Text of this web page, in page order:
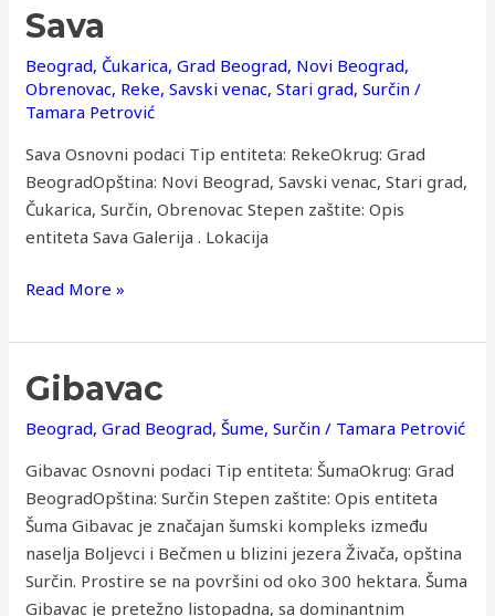
Sava
Beograd, Čukarica,Grad Beograd, Novi Beograd,
Obrenovac, Reke,Savski venac,Stari grad,Surčin /
Tamara Petrović
Sava Osnovni podaci Tip entiteta: RekeOkrug: Grad
BeogradOpština: Novi Beograd, Savski venac, Stari grad,
Čukarica, Surčin, Obrenovac Stepen zaštite: Opis
entiteta Sava Galerija . Lokacija
Sava
Read More »
Gibavac
Beograd,Grad Beograd,Šume,Surčin / Tamara Petrović
Gibavac Osnovni podaci Tip entiteta: ŠumaOkrug: Grad
BeogradOpština: Surčin Stepen zaštite: Opis entiteta
Šuma Gibavac je značajan šumski kompleks između
naselja Boljevci i Bečmen u blizini jezera Živača, opština
Surčin. Prostire se na površini od oko 300 hektara. ​Šuma
Gibavac je pretežno listopadna, sa dominantnim
Gibavac